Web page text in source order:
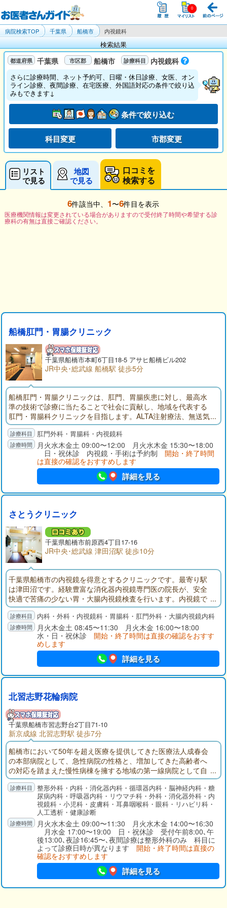
病院検索TOP 千葉県 船橋市 内視鏡科
検索結果
千葉県 船橋市 内視鏡科
さらに診療時間、ネット予約可、日曜・休日診療、女医、オン
ライン診療、夜間診療、在宅医療、外国語対応の条件で絞り込
みもできます↓
条件で絞り込む
科目変更 市郡変更
リスト
で見る
地図
で見る
口コミを
検索する
6件該当中、 1〜6件目を表示
医療機関情報は変更されている場合がありますので受付終了時間や希望する診
療科の有無は直接ご確認ください。
船橋肛門・胃腸クリニック
千葉県船橋市本町6丁目18-5 アサヒ船橋ビル202
JR中央･総武線 船橋駅 徒歩5分
船橋肛門・胃腸クリニックは、肛門、胃腸疾患に対し、最高水
準の技術で診療に当たることで社会に貢献し、地域を代表する
肛門・胃腸科クリニックを目指します。ALTA注射療法、無送気
軸保持短縮法、経鼻内視鏡などによる、体に負担の少ない検査
や手術を行ないます。
肛門外科・胃腸科・内視鏡科
月火水木金土 09:00〜12:00 月火水木金 15:30〜18:00
日・祝休診 内視鏡・手術は予約制 開始・終了時間
は直接の確認をおすすめします
詳細を見る
さとうクリニック
千葉県船橋市前原西4丁目17-16
JR中央･総武線 津田沼駅 徒歩10分
千葉県船橋市の内視鏡を得意とするクリニックです。最寄り駅
は津田沼です。経験豊富な消化器内視鏡専門医の院長が、安全
快適で苦痛の少ない胃・大腸内視鏡検査を行います。内視鏡で
の食道・胃・十二指腸・大腸・直腸の検査に加え、痔の治療、
日帰り手術も行っています。おしりからの出血で原因が分から
ない時なども安心して受診してください。また、何でも相談で
きるホームドクターとして、一般内科・外科の診療も行ってい
内科・外科・内視鏡科・胃腸科・肛門外科・大腸内視鏡内科
月火木金土 08:45〜11:30 月火木金 16:00〜18:00
水・日・祝休診 開始・終了時間は直接の確認をおすす
めします
詳細を見る
北習志野花輪病院
千葉県船橋市習志野台2丁目71-10
新京成線 北習志野駅 徒歩7分
船橋市において50年を超え医療を提供してきた医療法人成春会
の本部病院として、急性病院の性格と、増加してきた高齢者へ
の対応を踏まえた慢性病棟を擁する地域の第一線病院として自
負しております。人工透析センターでは永年蓄積したデータと
経験、最新の透析機械により外来・入院治療を行っておりま
す。人工関節脊椎センターでは関節や腰等の痛みの治療を行っ
ております。特にひざ人工関節置換術は北海道や鹿児島、中
国・アメリカより手術を受けに来院頂いております。
整形外科・内科・消化器内科・循環器内科・脳神経内科・糖
尿病内科・呼吸器内科・リウマチ科・外科・消化器外科・内
視鏡科・小児科・皮膚科・耳鼻咽喉科・眼科・リハビリ科・
人工透析・健康診断
月火水木金土 09:00〜11:30 月火水木金 14:00〜16:30
月水金 17:00〜19:00 日・祝休診 受付午前8:00､午
後13:00､夜診16:45〜､夜間診療は整形外科のみ 科目に
よって診療日時が異なります 開始・終了時間は直接の
確認をおすすめします
詳細を見る